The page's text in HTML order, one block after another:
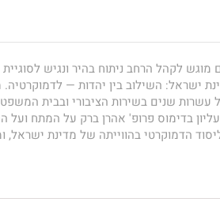
לקהל הרחב ניתוח בהיר ונגיש
ישראל: השילוב בין יהדות —
עשרות שנים בשירות הציבורי ובבית
בדימוס פרופ' אהרן ברק על המתח ועל
הדמוקרטי בהווייתה של מדינת ישראל,
של זמננו ושל מדינת ישראל